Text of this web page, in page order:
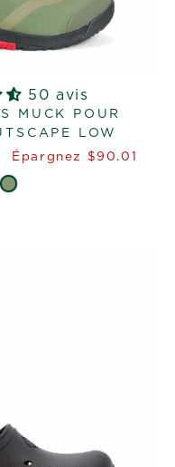
50 avis
MUCK POUR
LOW
Épargnez $90.01